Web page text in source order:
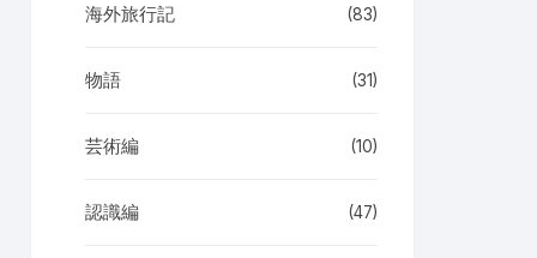
海外旅行記 (83)
物語 (31)
芸術編 (10)
認識編 (47)